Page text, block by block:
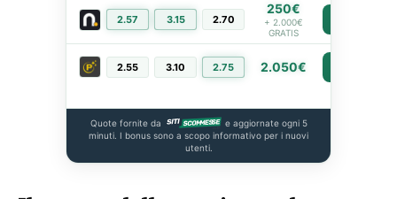
2.57 3.15 2.70
250€
+ 2.000€
GRATIS
2.55 3.10 2.75 2.050€
Quote fornite da
e aggiornate ogni 5
minuti. I bonus sono a scopo informativo per i nuovi
utenti.